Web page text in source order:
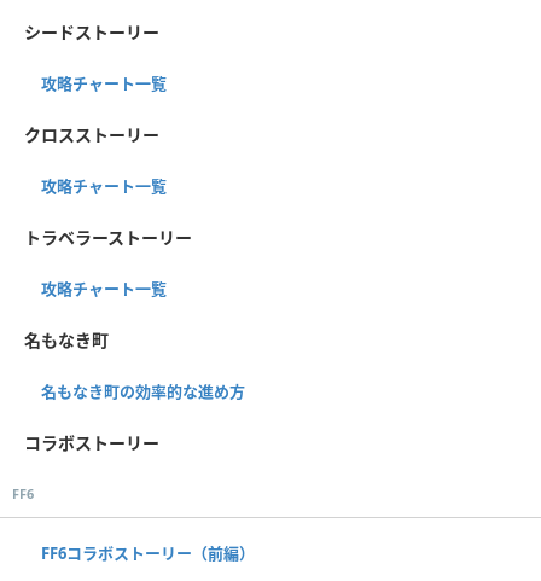
シードストーリー
攻略チャート一覧
クロスストーリー
攻略チャート一覧
トラベラーストーリー
攻略チャート一覧
名もなき町
名もなき町の効率的な進め方
コラボストーリー
FF6
FF6コラボストーリー（前編）